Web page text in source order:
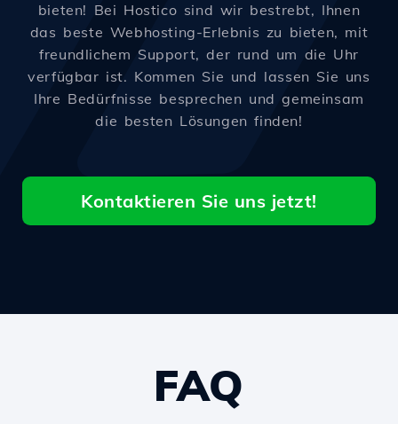
bieten! Bei Hostico sind wir bestrebt, Ihnen
das beste Webhosting-Erlebnis zu bieten, mit
freundlichem Support, der rund um die Uhr
verfügbar ist. Kommen Sie und lassen Sie uns
Ihre Bedürfnisse besprechen und gemeinsam
die besten Lösungen finden!
Kontaktieren Sie uns jetzt!
FAQ